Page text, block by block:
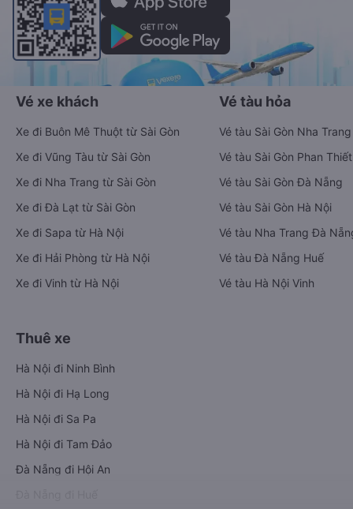
Vé xe khách
Xe đi Buôn Mê Thuột từ Sài Gòn
Xe đi Vũng Tàu từ Sài Gòn
Xe đi Nha Trang từ Sài Gòn
Xe đi Đà Lạt từ Sài Gòn
Xe đi Sapa từ Hà Nội
Xe đi Hải Phòng từ Hà Nội
Xe đi Vinh từ Hà Nội
Vé tàu hỏa
Vé tàu Sài Gòn Nha Trang
Vé tàu Sài Gòn Phan Thiết
Vé tàu Sài Gòn Đà Nẵng
Vé tàu Sài Gòn Hà Nội
Vé tàu Nha Trang Đà
Vé tàu Đà Nẵng Huế
Vé tàu Hà Nội Vinh
Thuê xe
Hà Nội đi Ninh Bình
Hà Nội đi Hạ Long
Hà Nội đi Sa Pa
Hà Nội đi Tam Đảo
Đà Nẵng đi Hội An